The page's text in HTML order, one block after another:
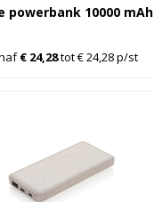
powerbank 10000 mAh
€ 24,28tot € 24,28 p/st